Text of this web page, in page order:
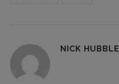
NICK HUBBLE